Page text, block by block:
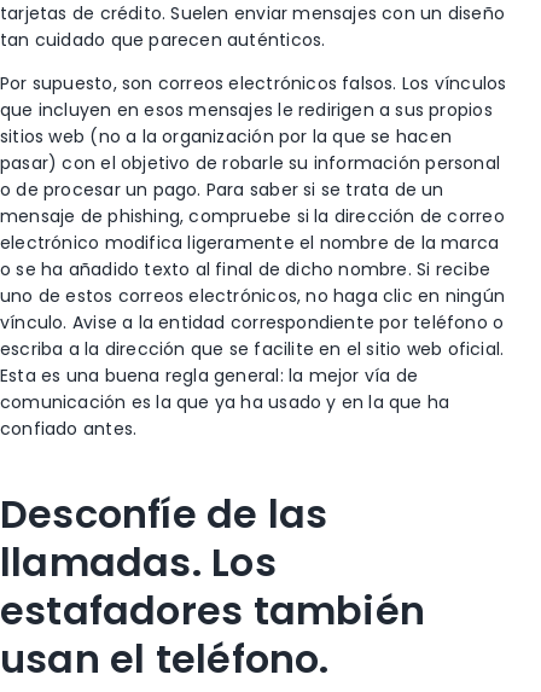
tarjetas de crédito. Suelen enviar mensajes con un diseño
tan cuidado que parecen auténticos.
Por supuesto, son correos electrónicos falsos. Los vínculos
que incluyen en esos mensajes le redirigen a sus propios
sitios web (no a la organización por la que se hacen
pasar) con el objetivo de robarle su información personal
o de procesar un pago. Para saber si se trata de un
mensaje de phishing, compruebe si la dirección de correo
electrónico modifica ligeramente el nombre de la marca
o se ha añadido texto al final de dicho nombre. Si recibe
uno de estos correos electrónicos, no haga clic en ningún
vínculo. Avise a la entidad correspondiente por teléfono o
escriba a la dirección que se facilite en el sitio web oficial.
Esta es una buena regla general: la mejor vía de
comunicación es la que ya ha usado y en la que ha
confiado antes.
Desconfíe de las
llamadas. Los
estafadores también
usan el teléfono.